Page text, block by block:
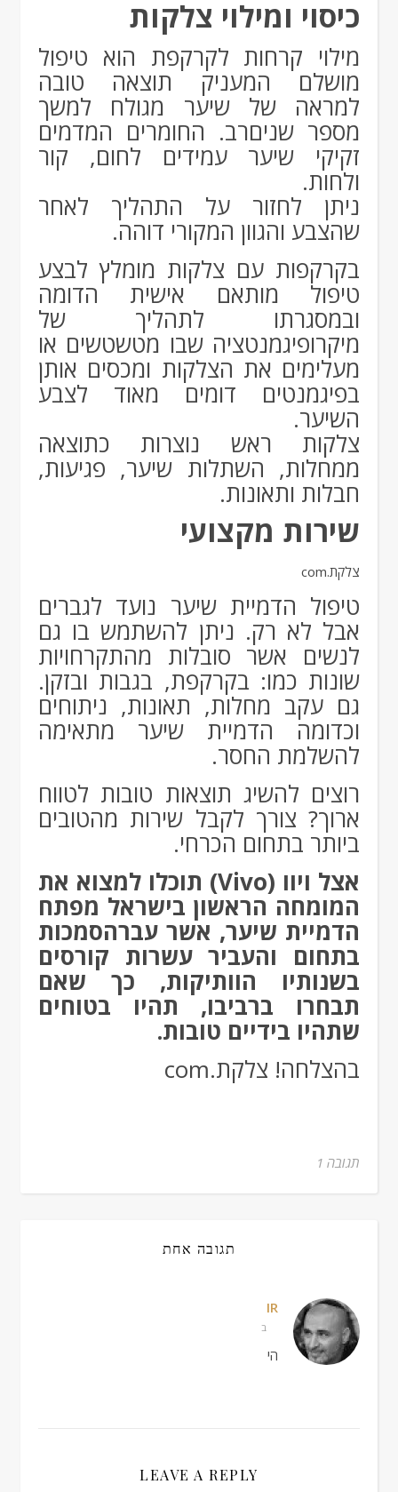
כיסוי ומילוי צלקות
מילוי קרחות לקרקפת הוא טיפול
מושלם המעניק תוצאה טובה
למראה של שיער מגולח למשך
מספר שניםרב. החומרים המדמים
זקיקי שיער עמידים לחום, קור
ולחות.
ניתן לחזור על התהליך לאחר
שהצבע והגוון המקורי דוהה.
בקרקפות עם צלקות מומלץ לבצע
טיפול מותאם אישית הדומה
ובמסגרתו לתהליך של
מיקרופיגמנטציה שבו מטשטשים או
מעלימים את הצלקות ומכסים אותן
בפיגמנטים דומים מאוד לצבע
השיער.
צלקות ראש נוצרות כתוצאה
ממחלות, השתלות שיער, פגיעות,
חבלות ותאונות.
שירות מקצועי
צלקת.com
טיפול הדמיית שיער נועד לגברים
אבל לא רק. ניתן להשתמש בו גם
לנשים אשר סובלות מהתקרחויות
שונות כמו: בקרקפת, בגבות ובזקן.
גם עקב מחלות, תאונות, ניתוחים
וכדומה הדמיית שיער מתאימה
להשלמת החסר.
רוצים להשיג תוצאות טובות לטווח
ארוך? צורך לקבל שירות מהטובים
ביותר בתחום הכרחי.
אצל ויוו (Vivo) תוכלו למצוא את
המומחה הראשון בישראל מפתח
הדמיית שיער, אשר עברהסמכות
בתחום והעביר עשרות קורסים
בשנותיו הוותיקות, כך שאם
תבחרו ברביבו, תהיו בטוחים
שתהיו בידיים טובות.
בהצלחה! צלקת.com
תגובה 1
תגובה אחת
IR
ב
הי
LEAVE A REPLY